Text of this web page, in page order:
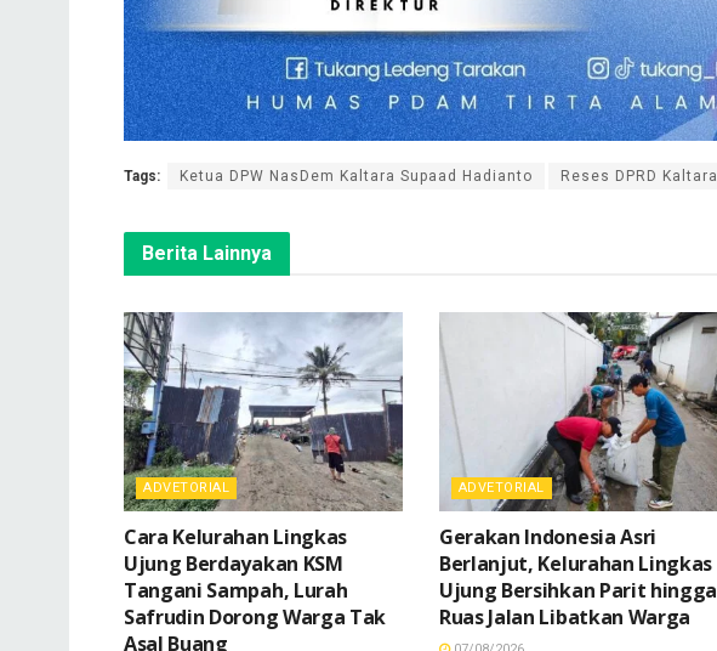
Tags: Ketua DPW NasDem Kaltara Supaad Hadianto Reses DPRD Kaltara
Berita Lainnya
ADVETORIAL
Cara Kelurahan Lingkas
Ujung Berdayakan KSM
Tangani Sampah, Lurah
Safrudin Dorong Warga Tak
Asal Buang
ADVETORIAL
Gerakan Indonesia Asri
Berlanjut, Kelurahan Lingkas
Ujung Bersihkan Parit hingga
Ruas Jalan Libatkan Warga